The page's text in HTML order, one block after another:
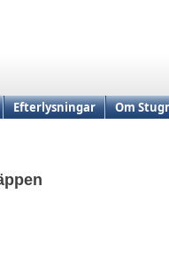
Efterlysningar Om